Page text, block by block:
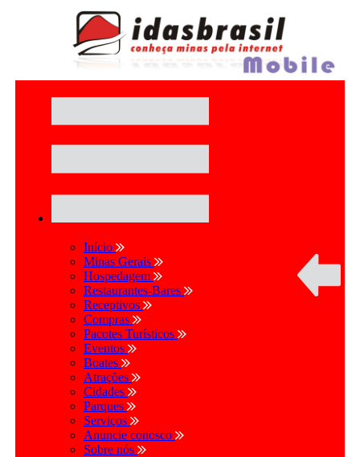
Início
Minas Gerais
Hospedagem
Restaurantes-Bares
Receptivos
Compras
Pacotes Turísticos
Eventos
Boates
Atrações
Cidades
Parques
Serviços
Anuncie conosco
Sobre nós